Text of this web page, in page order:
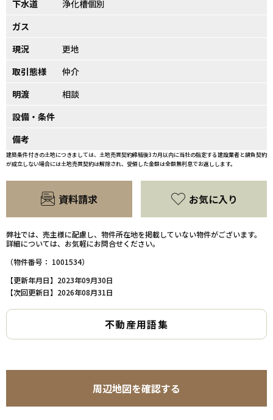
下水道
浄化槽個別
ガス
現況
更地
取引態様
仲介
明渡
相談
設備・条件
備考
建築条件付きの土地につきましては、土地売買契約締結後3カ月以内に当社の指定する建設業者と請負契約
が成立しない場合には土地売買契約は解除され、受領した金額は全額無利息でお返しします。
資料請求 お気に入り
弊社では、売主様に配慮し、物件所在地を掲載していない物件がございます。
詳細については、お気軽にお問合せください。
（物件番号： 1001534）
【更新年月日】2023年09月30日
【次回更新日】2026年08月31日
不動産用語集
周辺地図を確認する